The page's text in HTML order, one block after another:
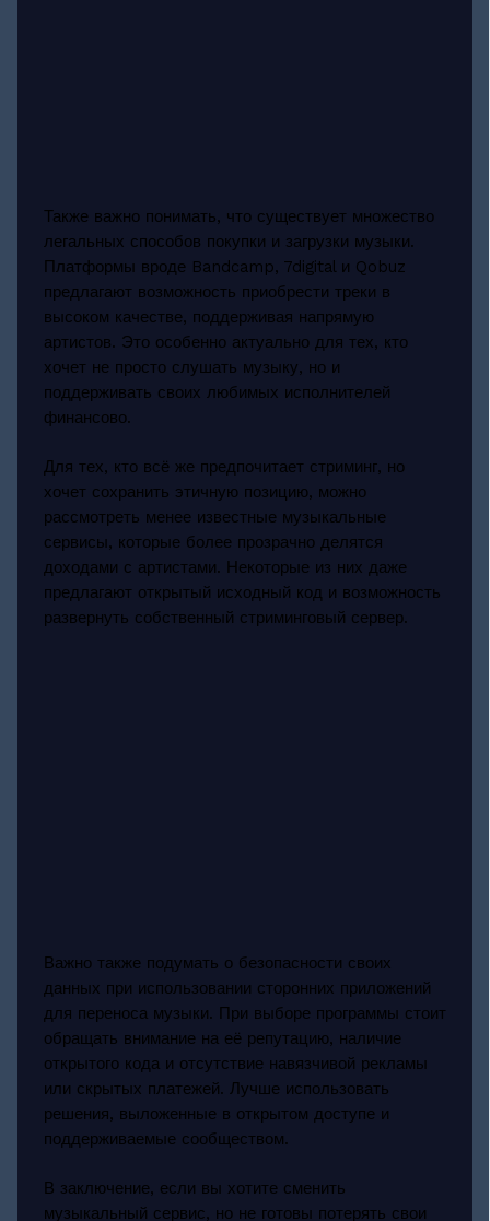
Также важно понимать, что существует множество
легальных способов покупки и загрузки музыки.
Платформы вроде Bandcamp, 7digital и Qobuz
предлагают возможность приобрести треки в
высоком качестве, поддерживая напрямую
артистов. Это особенно актуально для тех, кто
хочет не просто слушать музыку, но и
поддерживать своих любимых исполнителей
финансово.
Для тех, кто всё же предпочитает стриминг, но
хочет сохранить этичную позицию, можно
рассмотреть менее известные музыкальные
сервисы, которые более прозрачно делятся
доходами с артистами. Некоторые из них даже
предлагают открытый исходный код и возможность
развернуть собственный стриминговый сервер.
Важно также подумать о безопасности своих
данных при использовании сторонних приложений
для переноса музыки. При выборе программы стоит
обращать внимание на её репутацию, наличие
открытого кода и отсутствие навязчивой рекламы
или скрытых платежей. Лучше использовать
решения, выложенные в открытом доступе и
поддерживаемые сообществом.
В заключение, если вы хотите сменить
музыкальный сервис, но не готовы потерять свои